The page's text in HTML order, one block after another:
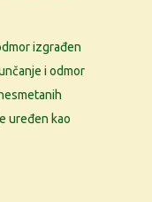
izgrađen
i odmor
uređen kao